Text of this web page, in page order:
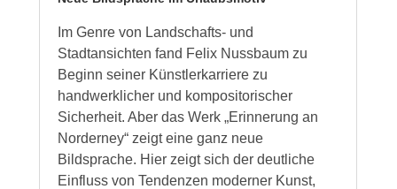
Im Genre von Landschafts- und
Stadtansichten fand Felix Nussbaum zu
Beginn seiner Künstlerkarriere zu
handwerklicher und kompositorischer
Sicherheit. Aber das Werk „Erinnerung an
Norderney“ zeigt eine ganz neue
Bildsprache. Hier zeigt sich der deutliche
Einfluss von Tendenzen moderner Kunst,